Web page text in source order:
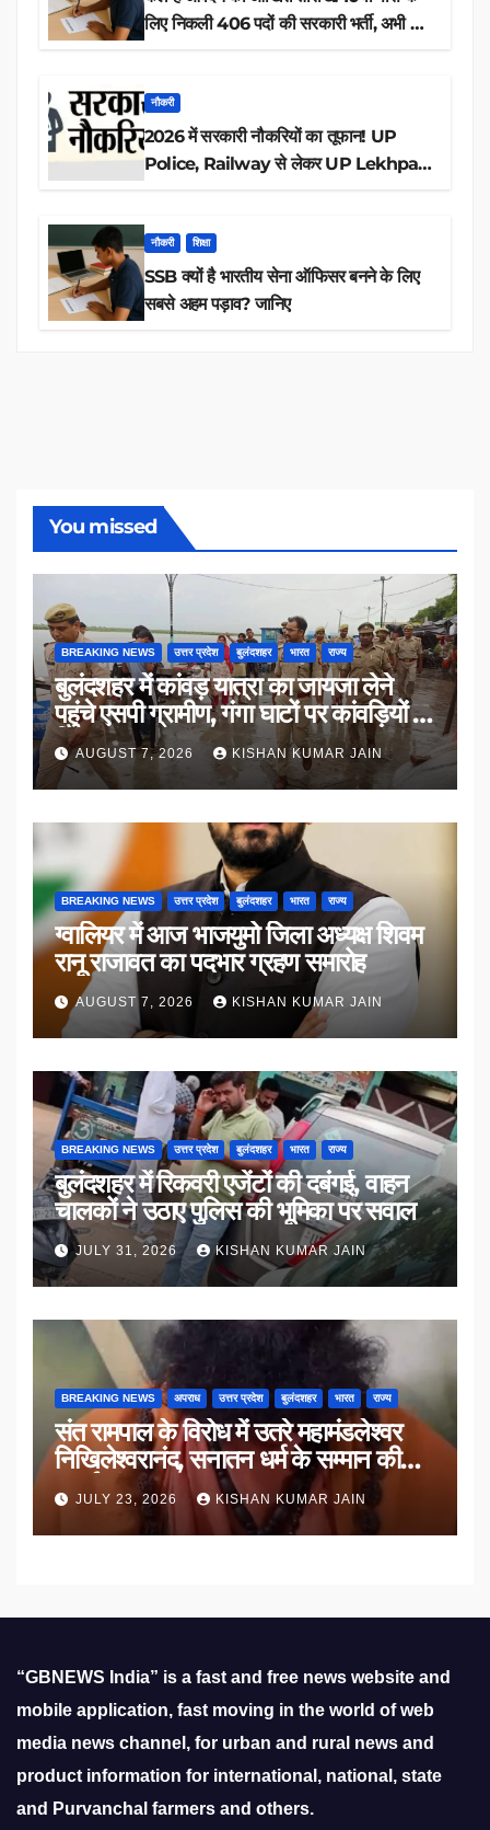
लिए निकली 406 पदों की सरकारी भर्ती, अभी करें
नौकरी
2026 में सरकारी नौकरियों का तूफान! UP
Police, Railway से लेकर UP Lekhpal
नौकरी शिक्षा
SSB क्यों है भारतीय सेना ऑफिसर बनने के लिए
सबसे अहम पड़ाव? जानिए
You missed
BREAKING NEWS उत्तर प्रदेश बुलंदशहर भारत राज्य
बुलंदशहर में कांवड़ यात्रा का जायजा लेने
पहुंचे एसपी ग्रामीण, गंगा घाटों पर कांवड़ियों से
किया संवाद
AUGUST 7, 2026 KISHAN KUMAR JAIN
BREAKING NEWS उत्तर प्रदेश बुलंदशहर भारत राज्य
ग्वालियर में आज भाजयुमो जिला अध्यक्ष शिवम
रानू राजावत का पदभार ग्रहण समारोह
AUGUST 7, 2026 KISHAN KUMAR JAIN
BREAKING NEWS उत्तर प्रदेश बुलंदशहर भारत राज्य
बुलंदशहर में रिकवरी एजेंटों की दबंगई, वाहन
चालकों ने उठाए पुलिस की भूमिका पर सवाल
JULY 31, 2026 KISHAN KUMAR JAIN
BREAKING NEWS अपराध उत्तर प्रदेश बुलंदशहर भारत राज्य
संत रामपाल के विरोध में उतरे महामंडलेश्वर
निखिलेश्वरानंद, सनातन धर्म के सम्मान की
उठाई मांग
JULY 23, 2026 KISHAN KUMAR JAIN
“GBNEWS India” is a fast and free news website and
mobile application, fast moving in the world of web
media news channel, for urban and rural news and
product information for international, national, state
and Purvanchal farmers and others.